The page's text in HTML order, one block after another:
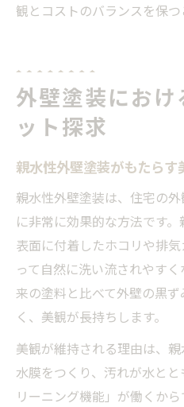
観とコストのバランスを保つ
外壁塗装におけ
ット探求
親水性外壁塗装がもたらす
親水性外壁塗装は、住宅の
に非常に効果的な方法です。
表面に付着したホコリや排
って自然に洗い流されやす
来の塗料と比べて外壁の黒
く、美観が長持ちします。
美観が維持される理由は、
水膜をつくり、汚れが水と
リーニング機能」が働くか